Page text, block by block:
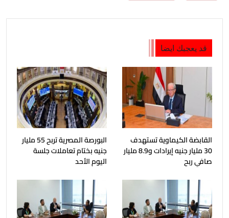
قد يعجبك ايضا
القابضة الكيماوية تستهدف
30 مليار جنيه إيرادات و8.9 مليار
صافي ربح
البورصة المصرية تربح 55 مليار
جنيه بختام تعاملات جلسة
اليوم الأحد